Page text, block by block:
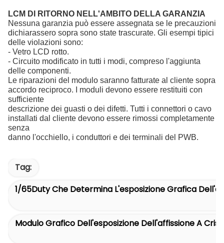
LCM DI RITORNO NELL'AMBITO DELLA GARANZIA
Nessuna garanzia può essere assegnata se le precauzioni
dichiarassero sopra sono state trascurate. Gli esempi tipici
delle violazioni sono:
- Vetro LCD rotto.
- Circuito modificato in tutti i modi, compreso l'aggiunta
delle componenti.
Le riparazioni del modulo saranno fatturate al cliente sopra
accordo reciproco. I moduli devono essere restituiti con
sufficiente
descrizione dei guasti o dei difetti. Tutti i connettori o cavo
installati dal cliente devono essere rimossi completamente
senza
danno l'occhiello, i conduttori e dei terminali del PWB.
Tag:
1/65Duty Che Determina L'esposizione Grafica
Modulo Grafico Dell'esposizione Dell'affissione A